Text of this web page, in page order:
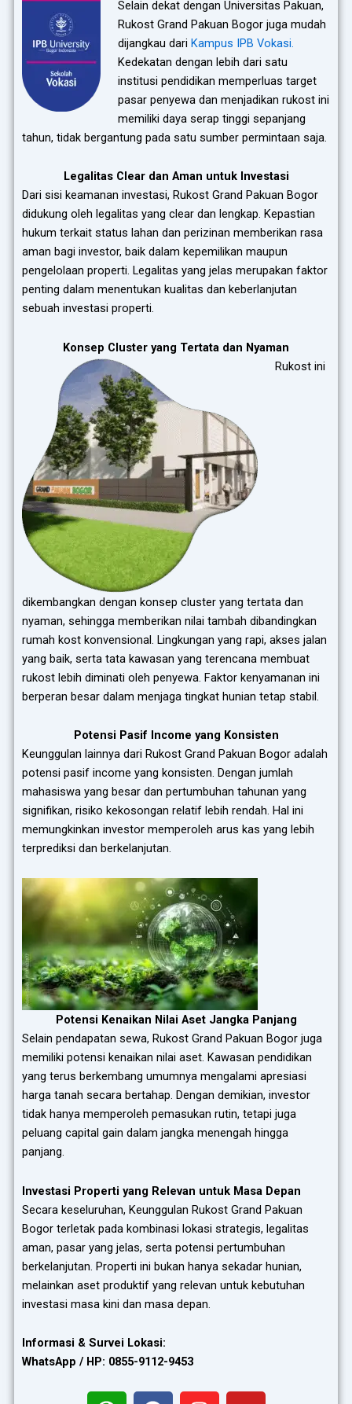
Selain dekat dengan Universitas Pakuan,
Rukost Grand Pakuan Bogor juga mudah
dijangkau dari Kampus IPB Vokasi.
Kedekatan dengan lebih dari satu
institusi pendidikan memperluas target
pasar penyewa dan menjadikan rukost ini
memiliki daya serap tinggi sepanjang
tahun, tidak bergantung pada satu sumber permintaan saja.
Legalitas Clear dan Aman untuk Investasi
Dari sisi keamanan investasi, Rukost Grand Pakuan Bogor
didukung oleh legalitas yang clear dan lengkap. Kepastian
hukum terkait status lahan dan perizinan memberikan rasa
aman bagi investor, baik dalam kepemilikan maupun
pengelolaan properti. Legalitas yang jelas merupakan faktor
penting dalam menentukan kualitas dan keberlanjutan
sebuah investasi properti.
Konsep Cluster yang Tertata dan Nyaman
Rukost ini
dikembangkan dengan konsep cluster yang tertata dan
nyaman, sehingga memberikan nilai tambah dibandingkan
rumah kost konvensional. Lingkungan yang rapi, akses jalan
yang baik, serta tata kawasan yang terencana membuat
rukost lebih diminati oleh penyewa. Faktor kenyamanan ini
berperan besar dalam menjaga tingkat hunian tetap stabil.
Potensi Pasif Income yang Konsisten
Keunggulan lainnya dari Rukost Grand Pakuan Bogor adalah
potensi pasif income yang konsisten. Dengan jumlah
mahasiswa yang besar dan pertumbuhan tahunan yang
signifikan, risiko kekosongan relatif lebih rendah. Hal ini
memungkinkan investor memperoleh arus kas yang lebih
terprediksi dan berkelanjutan.
Potensi Kenaikan Nilai Aset Jangka Panjang
Selain pendapatan sewa, Rukost Grand Pakuan Bogor juga
memiliki potensi kenaikan nilai aset. Kawasan pendidikan
yang terus berkembang umumnya mengalami apresiasi
harga tanah secara bertahap. Dengan demikian, investor
tidak hanya memperoleh pemasukan rutin, tetapi juga
peluang capital gain dalam jangka menengah hingga
panjang.
Investasi Properti yang Relevan untuk Masa Depan
Secara keseluruhan, Keunggulan Rukost Grand Pakuan
Bogor terletak pada kombinasi lokasi strategis, legalitas
aman, pasar yang jelas, serta potensi pertumbuhan
berkelanjutan. Properti ini bukan hanya sekadar hunian,
melainkan aset produktif yang relevan untuk kebutuhan
investasi masa kini dan masa depan.
Informasi & Survei Lokasi:
WhatsApp / HP: 0855-9112-9453